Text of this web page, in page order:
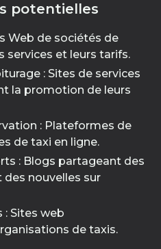
potentielles
Web de sociétés de
services et leurs tarifs.
: Sites de services
la promotion de leurs
: Plateformes de
de taxi en ligne.
: Blogs partageant des
des nouvelles sur
Sites web
de taxis.